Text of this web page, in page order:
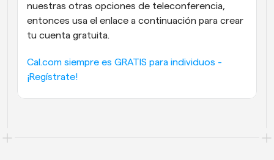
nuestras otras opciones de teleconferencia,
entonces usa el enlace a continuación para crear
tu cuenta gratuita.
Cal.com siempre es GRATIS para individuos -
¡Regístrate!